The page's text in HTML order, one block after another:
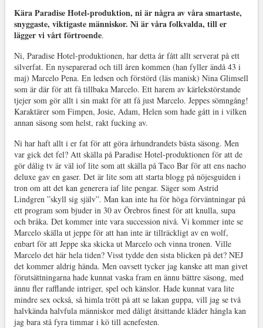
Kära Paradise Hotel-produktion, ni är några av våra smartaste,
snyggaste, viktigaste människor. Ni är våra folkvalda, till er
lägger vi vårt förtroende.
Ni, Paradise Hotel-produktionen, har detta år fått allt serverat på ett
silverfat. En nyseparerad och till åren kommen (han fyller ändå 43 i
maj) Marcelo Pena. En ledsen och förstörd (läs manisk) Nina Glimsell
som är där för att få tillbaka Marcelo. Ett harem av kärlekstörstande
tjejer som gör allt i sin makt för att få just Marcelo. Jeppes sömngång!
Karaktärer som Fimpen, Josie, Adam, Helen som hade gått in i vilken
annan säsong som helst, rakt fucking av.
Ni har haft allt i er fat för att göra århundrandets bästa säsong. Men
var gick det fel? Att skälla på Paradise Hotel-produktionen för att de
gör dålig tv är väl iof lite som att skälla på Taco Bar för att ens nacho
deluxe gav en gaser. Det är lite som att starta blogg på nöjesguiden i
tron om att det kan generera iaf lite pengar. Säger som Astrid
Lindgren ”skyll sig själv”. Man kan inte ha för höga förväntningar på
ett program som bjuder in 30 av Örebros finest för att knulla, supa
och bråka. Det kommer inte vara succession nivå. Vi kommer inte se
Marcelo skälla ut jeppe för att han inte är tillräckligt av en wolf,
enbart för att Jeppe ska skicka ut Marcelo och vinna tronen. Ville
Marcelo det här hela tiden? Visst tydde den sista blicken på det? NEJ
det kommer aldrig hända. Men oavsett tycker jag kanske att man givet
förutsättningarna hade kunnat vaska fram en ännu bättre säsong, med
ännu fler rafflande intriger, spel och känslor. Hade kunnat vara lite
mindre sex också, så himla trött på att se lakan guppa, vill jag se två
halvkända halvfula människor med dåligt åtsittande kläder hångla kan
jag bara stå fyra timmar i kö till acnefesten.